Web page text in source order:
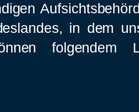
in dem
folgendem